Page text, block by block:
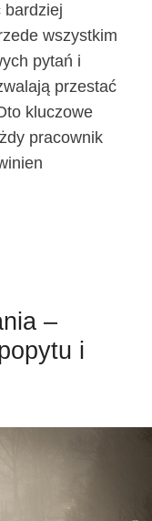
bardziej
wszystkim
pytań i
przestać
kluczowe
pracownik
–
i